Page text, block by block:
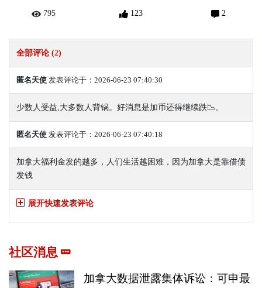
795 123 2
全部评论 (2)
匿名天使 发表评论于：2026-06-23 07:40:30
少数人受益,大多数人背锅。好消息是加币还得继续跌📉。
匿名天使 发表评论于：2026-06-23 07:40:18
加拿大福利金发的越多，人们生活越困难，因为加拿大是靠借债
发钱
展开快速发表评论
社区消息
加拿大数据泄露集体诉讼：可申最